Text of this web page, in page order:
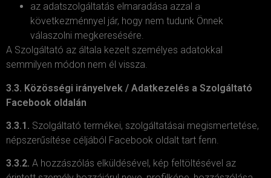
az adatszolgáltatás elmaradása azzal a
következménnyel jár, hogy nem tudunk Önnek
válaszolni megkeresésére.
A Szolgáltató az általa kezelt személyes adatokkal
semmilyen módon nem él vissza.
3.3. Közösségi irányelvek / Adatkezelés a Szolgáltató
Facebook oldalán
3.3.1. Szolgáltató termékei, szolgáltatásai megismertetése,
népszerűsítése céljából Facebook oldalt tart fenn.
3.3.2. A hozzászólás elküldésével, kép feltöltésével az